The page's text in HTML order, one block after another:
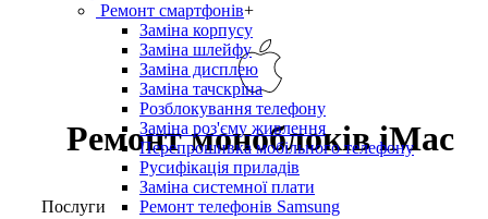
Ремонт смартфонів+
Заміна корпусу
Заміна шлейфу
Заміна дисплею
Заміна тачскріна
Розблокування телефону
Заміна роз'єму живлення
Перепрошивка мобільного телефону
Русифікація приладів
Заміна системної плати
Ремонт телефонів Samsung
Ремонт моноблоків iMac
Послуги